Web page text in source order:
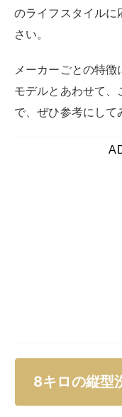
をするご家庭に最適
家事のサポートとな
市場にはさまざまな
シャープの8キロ縦